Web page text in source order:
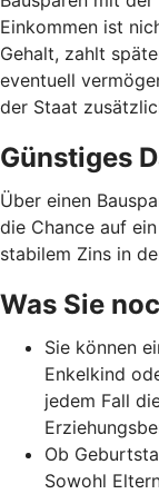
Einkommen ist
Gehalt, zahlt
eventuell
der Staat
Günstiges
Über einen
die Chance auf
stabilem Zins in
Was Sie
Sie können
Enkelkind
jedem Fall
Ob
Sowohl